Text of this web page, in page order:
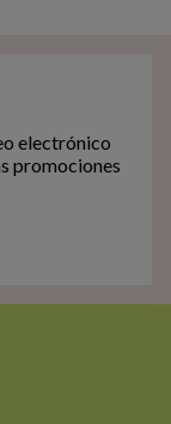
electrónico
promociones